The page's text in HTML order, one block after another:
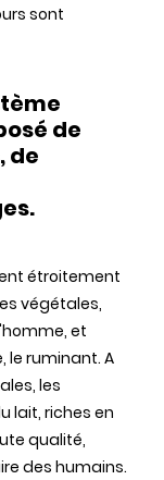
sont
de
de
étroitement
végétales,
et
le ruminant. A
les
lait, riches en
qualité,
des humains.